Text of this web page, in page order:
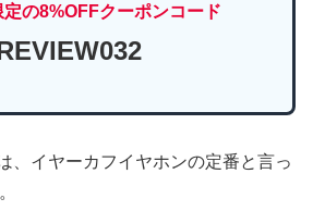
定の8%OFFクーポンコード
、イヤーカフイヤホンの定番と言っ